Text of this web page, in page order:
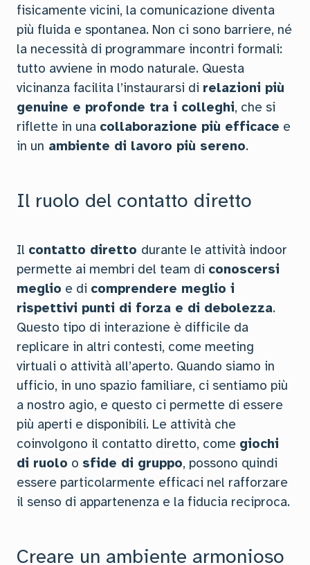
fisicamente vicini, la comunicazione diventa
più fluida e spontanea. Non ci sono barriere, né
la necessità di programmare incontri formali:
tutto avviene in modo naturale. Questa
vicinanza facilita l’instaurarsi di relazioni più
genuine e profonde tra i colleghi, che si
riflette in una collaborazione più efficace e
in un ambiente di lavoro più sereno.
Il ruolo del contatto diretto
Il contatto diretto durante le attività indoor
permette ai membri del team di conoscersi
meglio e di comprendere meglio i
rispettivi punti di forza e di debolezza.
Questo tipo di interazione è difficile da
replicare in altri contesti, come meeting
virtuali o attività all’aperto. Quando siamo in
ufficio, in uno spazio familiare, ci sentiamo più
a nostro agio, e questo ci permette di essere
più aperti e disponibili. Le attività che
coinvolgono il contatto diretto, come giochi
di ruolo o sfide di gruppo, possono quindi
essere particolarmente efficaci nel rafforzare
il senso di appartenenza e la fiducia reciproca.
Creare un ambiente armonioso